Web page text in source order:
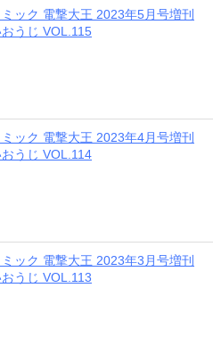
ミック 電撃大王 2023年5月号増刊
うじ VOL.115
ミック 電撃大王 2023年4月号増刊
うじ VOL.114
ミック 電撃大王 2023年3月号増刊
うじ VOL.113